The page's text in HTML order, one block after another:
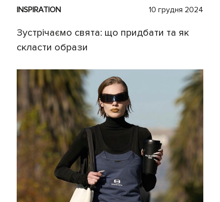
INSPIRATION 10 грудня 2024
Зустрічаємо свята: що придбати та як
скласти образи